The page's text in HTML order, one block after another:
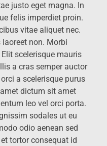
justo eget magna. In
felis imperdiet proin.
vitae aliquet nec.
non. Morbi
scelerisque mauris
a cras semper auctor
a scelerisque purus
dictum sit amet
leo vel orci porta.
sodales ut eu
odio aenean sed
tortor consequat id